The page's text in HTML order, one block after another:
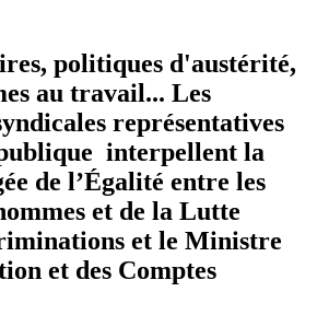
politiques d'austérité,
au travail... Les
représentatives
interpellent la
de l’Égalité entre les
et de la Lutte
et le Ministre
et des Comptes